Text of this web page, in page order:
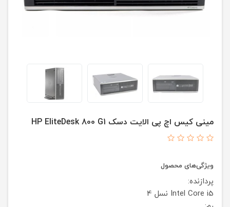
مینی کیس اچ پی الایت دسک HP EliteDesk 800 G1
ویژگی‌های محصول
پردازنده:
Intel Core i5 نسل 4